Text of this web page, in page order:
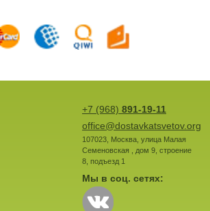
+7 (968) 891-19-11
office@dostavkatsvetov.org
107023, Москва, улица Малая
Семеновская , дом 9, строение
8, подъезд 1
Мы в соц. сетях: